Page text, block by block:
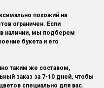
похожий на
ограничен. Если
наличии, мы подберем
букета и его
таким же составом,
заказ за 7-10 дней, чтобы
специально для вас.